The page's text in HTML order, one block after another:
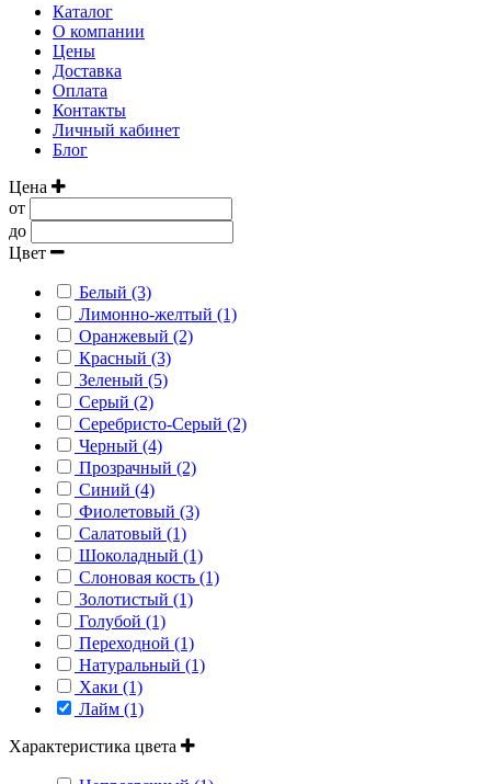
Каталог
О компании
Цены
Доставка
Оплата
Контакты
Личный кабинет
Блог
Цена
от
до
Цвет
Белый (3)
Лимонно-желтый (1)
Оранжевый (2)
Красный (3)
Зеленый (5)
Серый (2)
Серебристо-Серый (2)
Черный (4)
Прозрачный (2)
Синий (4)
Фиолетовый (3)
Салатовый (1)
Шоколадный (1)
Слоновая кость (1)
Золотистый (1)
Голубой (1)
Переходной (1)
Натуральный (1)
Хаки (1)
Лайм (1)
Характеристика цвета